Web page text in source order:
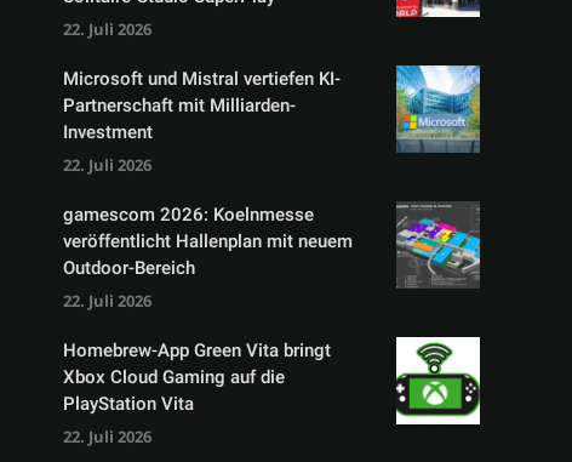
22. Juli 2026
Microsoft und Mistral vertiefen KI-
Partnerschaft mit Milliarden-
Investment
22. Juli 2026
gamescom 2026: Koelnmesse
veröffentlicht Hallenplan mit neuem
Outdoor-Bereich
22. Juli 2026
Homebrew-App Green Vita bringt
Xbox Cloud Gaming auf die
PlayStation Vita
22. Juli 2026